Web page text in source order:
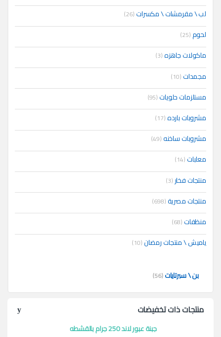
لب \ مقرمشات \ مكسرات(26)
لحوم(25)
ماكولات جاهزه(3)
مجمدات(10)
مستلزمات حلويات(95)
مشروبات بارده(17)
مشروبات ساخنه(49)
معلبات(14)
منتجات فخار (3)
منتجات مصرية(698)
منظفات(68)
ياميش \ منتجات رمضان(10)
بن \ سبرتايات(56)
منتجات ذات تخفيضات
جبنة عبور لاند 250 جرام بالقشطه